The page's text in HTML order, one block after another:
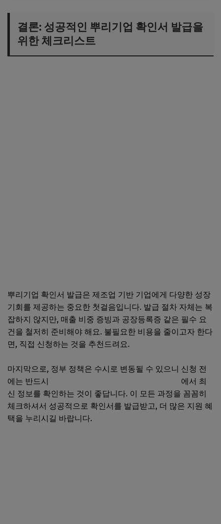
결론: 성공적인 뿌리기업 확인서 발급을
위한 체크리스트
뿌리기업 확인서 발급은 제조업 기반 기업에게 다양한 성장
기회를 제공하는 중요한 첫걸음입니다. 발급 절차 자체는 복
잡하지 않지만, 매출 비중 증빙과 공장등록증 같은 필수 요
건을 철저히 준비해야 해요. 불필요한 비용을 줄이고자 한다
면, 직접 신청하는 것을 추천드려요.
마지막으로, 정부 정책은 수시로 변동될 수 있으니 신청 전
에는 반드시
에서 최
신 정보를 확인하는 것이 좋답니다. 이 모든 과정을 꼼꼼히
체크하셔서 성공적으로 확인서를 발급받고, 더 많은 지원 혜
택을 누리시길 바랍니다.